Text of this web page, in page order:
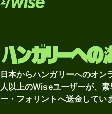
ハンガリーへ
日本からハンガリーへのオ
人以上のWiseユーザーが、
ー・フォリントへ送金してい